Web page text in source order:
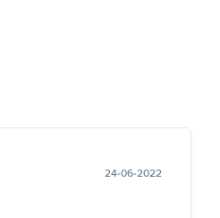
24-06-2022